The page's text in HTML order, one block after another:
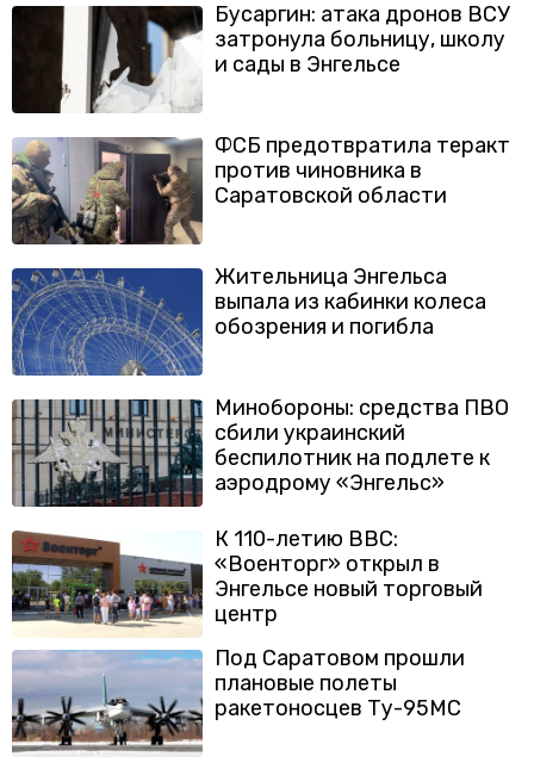
Бусаргин: атака дронов ВСУ
затронула больницу, школу
и сады в Энгельсе
ФСБ предотвратила теракт
против чиновника в
Саратовской области
Жительница Энгельса
выпала из кабинки колеса
обозрения и погибла
Минобороны: средства ПВО
сбили украинский
беспилотник на подлете к
аэродрому «Энгельс»
К 110-летию ВВС:
«Военторг» открыл в
Энгельсе новый торговый
центр
Под Саратовом прошли
плановые полеты
ракетоносцев Ту-95МС